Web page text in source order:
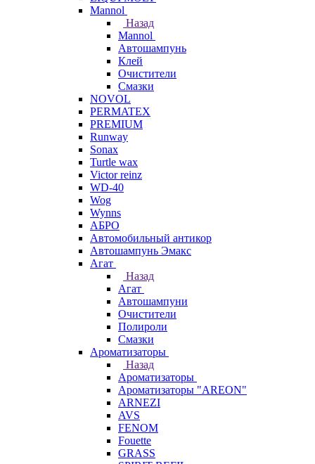
Mannol
Назад
Mannol
Автошампунь
Клей
Очистители
Смазки
NOVOL
PERMATEX
PREMIUM
Runway
Sonax
Turtle wax
Victor reinz
WD-40
Wog
Wynns
АБРО
Автомобильный антикор
Автошампунь Эмакс
Агат
Назад
Агат
Автошампуни
Очистители
Полироли
Смазки
Ароматизаторы
Назад
Ароматизаторы
Ароматизаторы "AREON"
ARNEZI
AVS
FENOM
Fouette
GRASS